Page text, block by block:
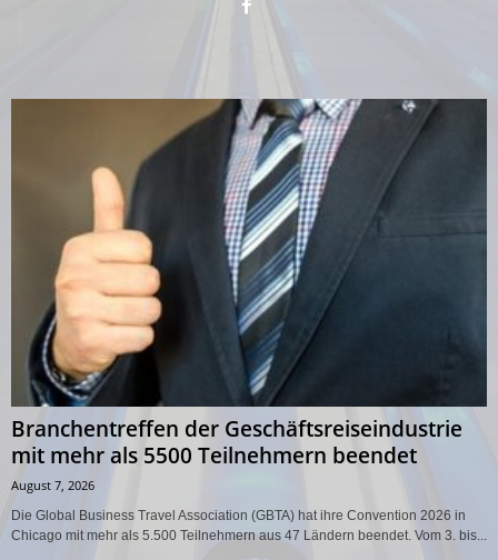
Branchentreffen der Geschäftsreiseindustrie
mit mehr als 5500 Teilnehmern beendet
August 7, 2026
Die Global Business Travel Association (GBTA) hat ihre Convention 2026 in
Chicago mit mehr als 5.500 Teilnehmern aus 47 Ländern beendet. Vom 3. bis...